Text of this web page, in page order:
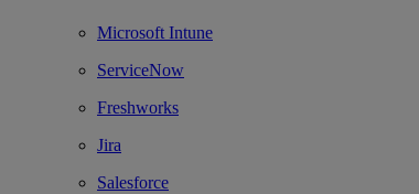
Microsoft Intune
ServiceNow
Freshworks
Jira
Salesforce